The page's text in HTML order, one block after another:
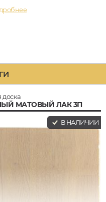
доска
МАТОВЫЙ ЛАК 3П
В НАЛИЧИИ